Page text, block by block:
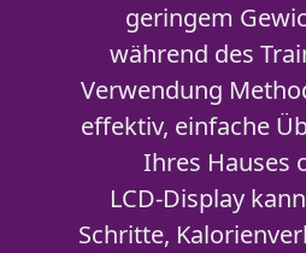
geringem
während des
Verwendung
effektiv, einfache
Ihres Hauses
LCD-Display
Schritte,